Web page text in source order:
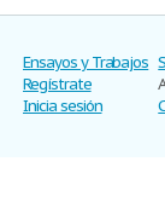
Ensayos y Trabajos
Regístrate
Inicia sesión